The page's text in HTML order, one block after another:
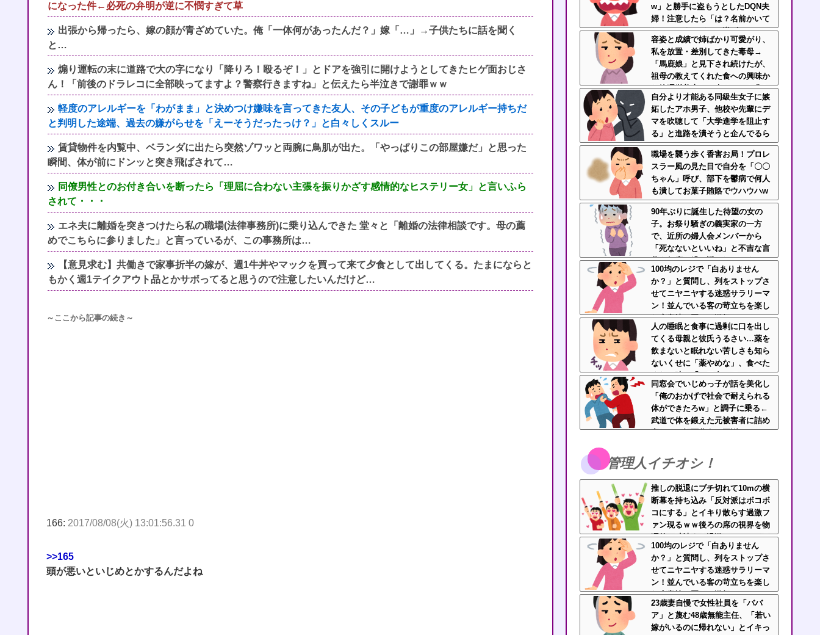
になった件←必死の弁明が逆に不憫すぎて草
出張から帰ったら、嫁の顔が青ざめていた。俺「一体何があったんだ？」嫁「…」→子供たちに話を聞く
と…
煽り運転の末に道路で大の字になり「降りろ！殴るぞ！」とドアを強引に開けようとしてきたヒゲ面おじさ
ん！「前後のドラレコに全部映ってますよ？警察行きますね」と伝えたら半泣きで謝罪ｗｗ
軽度のアレルギーを「わがまま」と決めつけ嫌味を言ってきた友人、その子どもが重度のアレルギー持ちだ
と判明した途端、過去の嫌がらせを「えーそうだったっけ？」と白々しくスルー
賃貸物件を内覧中、ベランダに出たら突然ゾワッと両腕に鳥肌が出た。「やっぱりこの部屋嫌だ」と思った
瞬間、体が前にドンッと突き飛ばされて…
同僚男性とのお付き合いを断ったら「理屈に合わない主張を振りかざす感情的なヒステリー女」と言いふら
されて・・・
エネ夫に離婚を突きつけたら私の職場(法律事務所)に乗り込んできた 堂々と「離婚の法律相談です。母の薦
めでこちらに参りました」と言っているが、この事務所は…
【意見求む】共働きで家事折半の嫁が、週1牛丼やマックを買って来て夕食として出してくる。たまにならと
もかく週1テイクアウト品とかサボってると思うので注意したいんだけど…
～ここから記事の続き～
166: 2017/08/08(火) 13:01:56.31 0
>>165
頭が悪いといじめとかするんだよね
w」と勝手に盗もうとしたDQN夫
婦！注意したら「は？名前かいて
ないんですけど」と逆ギレ
容姿と成績で姉ばかり可愛がり、
私を放置・差別してきた毒母→
「馬鹿娘」と見下され続けたが、
祖母の教えてくれた食への興味か
ら管理栄養士に→今はニート化し
た姉と毒母に幸せな姿を見せつけ
てるｗｗｗ
自分より才能ある同級生女子に嫉
妬したアホ男子、他校や先輩にデ
マを吹聴して「大学進学を阻止す
る」と進路を潰そうと企んでるら
しい
職場を襲う歩く香害お局！プロレ
スラー風の見た目で自分を「〇〇
ちゃん」呼び、部下を鬱病で何人
も潰してお菓子賄賂でウハウハw
ｗｗ
90年ぶりに誕生した待望の女の
子。お祭り騒ぎの義実家の一方
で、近所の婦人会メンバーから
「死なないといいね」と不吉な言
葉を何度も繰り返されてしま
う・・・
100均のレジで「白ありません
か？」と質問し、列をストップさ
せてニヤニヤする迷惑サラリーマ
ン！並んでいる客の苛立ちを楽し
む底意地の悪さに激怒
人の睡眠と食事に過剰に口を出し
てくる母親と彼氏うるさい…薬を
飲まないと眠れない苦しさも知ら
ないくせに「薬やめな」、食べた
くない時に「一口食べて」としつ
こい無神経すぎる！！
同窓会でいじめっ子が話を美化し
「俺のおかげで社会で耐えられる
体ができたろw」と調子に乗る←
武道で体を鍛えた元被害者に詰め
寄られて顔面蒼白で平謝りｗｗｗ
管理人イチオシ！
推しの脱退にブチ切れて10mの横
断幕を持ち込み「反対派はボコボ
コにする」とイキり散らす過激フ
ァン現るｗｗ後ろの席の視界を物
理的に破壊する過激ファンにイラ
イラが止まらん
100均のレジで「白ありません
か？」と質問し、列をストップさ
せてニヤニヤする迷惑サラリーマ
ン！並んでいる客の苛立ちを楽し
む底意地の悪さに激怒
23歳妻自慢で女性社員を「ババ
ア」と蔑む48歳無能主任、「若い
嫁がいるのに帰れない」とイキっ